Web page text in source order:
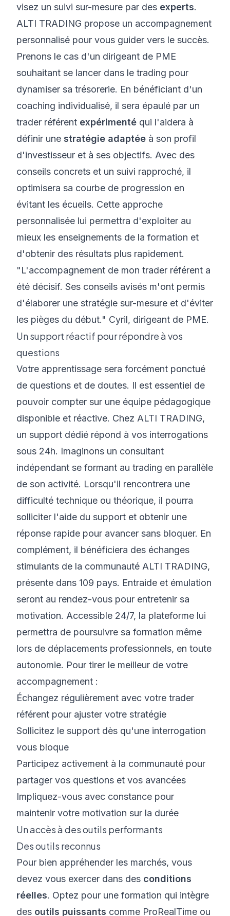
visez un suivi sur-mesure par des experts.
ALTI TRADING propose un accompagnement
personnalisé pour vous guider vers le succès.
Prenons le cas d'un dirigeant de PME
souhaitant se lancer dans le trading pour
dynamiser sa trésorerie. En bénéficiant d'un
coaching individualisé, il sera épaulé par un
trader référent expérimenté qui l'aidera à
définir une stratégie adaptée à son profil
d'investisseur et à ses objectifs. Avec des
conseils concrets et un suivi rapproché, il
optimisera sa courbe de progression en
évitant les écueils. Cette approche
personnalisée lui permettra d'exploiter au
mieux les enseignements de la formation et
d'obtenir des résultats plus rapidement.
"L'accompagnement de mon trader référent a
été décisif. Ses conseils avisés m'ont permis
d'élaborer une stratégie sur-mesure et d'éviter
les pièges du début." Cyril, dirigeant de PME.
Un support réactif pour répondre à vos
questions
Votre apprentissage sera forcément ponctué
de questions et de doutes. Il est essentiel de
pouvoir compter sur une équipe pédagogique
disponible et réactive. Chez ALTI TRADING,
un support dédié répond à vos interrogations
sous 24h. Imaginons un consultant
indépendant se formant au trading en parallèle
de son activité. Lorsqu'il rencontrera une
difficulté technique ou théorique, il pourra
solliciter l'aide du support et obtenir une
réponse rapide pour avancer sans bloquer. En
complément, il bénéficiera des échanges
stimulants de la communauté ALTI TRADING,
présente dans 109 pays. Entraide et émulation
seront au rendez-vous pour entretenir sa
motivation. Accessible 24/7, la plateforme lui
permettra de poursuivre sa formation même
lors de déplacements professionnels, en toute
autonomie. Pour tirer le meilleur de votre
accompagnement :
Échangez régulièrement avec votre trader
référent pour ajuster votre stratégie
Sollicitez le support dès qu'une interrogation
vous bloque
Participez activement à la communauté pour
partager vos questions et vos avancées
Impliquez-vous avec constance pour
maintenir votre motivation sur la durée
Un accès à des outils performants
Des outils reconnus
Pour bien appréhender les marchés, vous
devez vous exercer dans des conditions
réelles. Optez pour une formation qui intègre
des outils puissants comme ProRealTime ou